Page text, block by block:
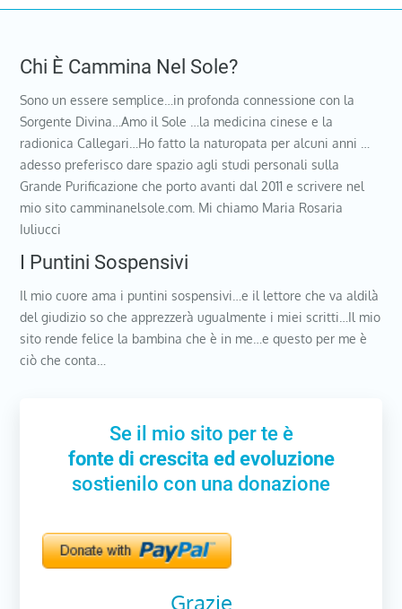
Chi È Cammina Nel Sole?
Sono un essere semplice…in profonda connessione con la
Sorgente Divina…Amo il Sole …la medicina cinese e la
radionica Callegari…Ho fatto la naturopata per alcuni anni …
adesso preferisco dare spazio agli studi personali sulla
Grande Purificazione che porto avanti dal 2011 e scrivere nel
mio sito camminanelsole.com. Mi chiamo Maria Rosaria
Iuliucci
I Puntini Sospensivi
Il mio cuore ama i puntini sospensivi…e il lettore che va aldilà
del giudizio so che apprezzerà ugualmente i miei scritti…Il mio
sito rende felice la bambina che è in me…e questo per me è
ciò che conta…
Se il mio sito per te è
fonte di crescita ed evoluzione
sostienilo con una donazione
Grazie